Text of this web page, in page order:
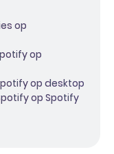
op
op
op desktop
op Spotify